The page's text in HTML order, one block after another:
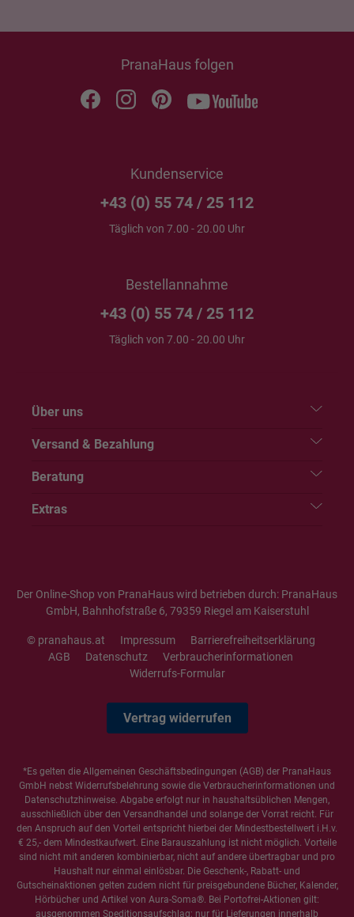
PranaHaus folgen
Kundenservice
+43 (0) 55 74 / 25 112
Täglich von 7.00 - 20.00 Uhr
Bestellannahme
+43 (0) 55 74 / 25 112
Täglich von 7.00 - 20.00 Uhr
Über uns
Versand & Bezahlung
Beratung
Extras
Der Online-Shop von PranaHaus wird betrieben durch: PranaHaus
GmbH, Bahnhofstraße 6, 79359 Riegel am Kaiserstuhl
© pranahaus.at Impressum
Barrierefreiheitserklärung
AGB
Datenschutz
Verbraucherinformationen
Widerrufs-Formular
Vertrag widerrufen
*Es gelten die Allgemeinen Geschäftsbedingungen (AGB) der PranaHaus
GmbH nebst Widerrufsbelehrung sowie die Verbraucherinformationen und
Datenschutzhinweise. Abgabe erfolgt nur in haushaltsüblichen Mengen,
ausschließlich über den Versandhandel und solange der Vorrat reicht. Für
den Anspruch auf den Vorteil entspricht hierbei der Mindestbestellwert i.H.v.
€ 25,- dem Mindestkaufwert. Eine Barauszahlung ist nicht möglich. Vorteile
sind nicht mit anderen kombinierbar, nicht auf andere übertragbar und pro
Haushalt nur einmal einlösbar. Die Geschenk-, Rabatt- und
Gutscheinaktionen gelten zudem nicht für preisgebundene Bücher, Kalender,
Hörbücher und Artikel von Aura-Soma®. Bei Portofrei-Aktionen gilt:
ausgenommen Speditionsaufschlag; nur für Lieferungen innerhalb